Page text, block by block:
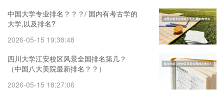
中国大学专业排名？？？/ 国内有考古学的
大学,以及排名?
2026-05-15 19:38:48
四川大学江安校区风景全国排名第几？
（中国八大美院最新排名？？）
2026-05-15 18:27:06